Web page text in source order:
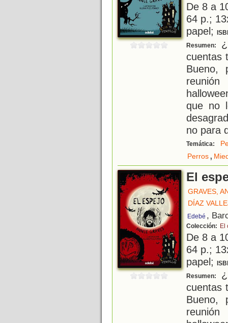
De 8 a
64 p.;
papel;
Resumen:
cuentas
Bueno,
que no
no para
Temática:
Perros,
El
GRAVES,
DÍAZ
Edebé ,
Colección: El
De 8 a
64 p.;
papel;
Resumen:
cuentas
Bueno,